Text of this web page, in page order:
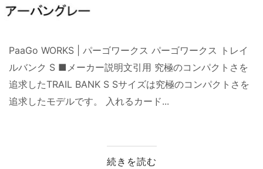
PaaGo WORKS | パーゴワークス パーゴワークス トレイ
ルバンク S ■メーカー説明文引用 究極のコンパクトさを
追求したTRAIL BANK S Sサイズは究極のコンパクトさを
追求したモデルです。 入れるカード...
続きを読む